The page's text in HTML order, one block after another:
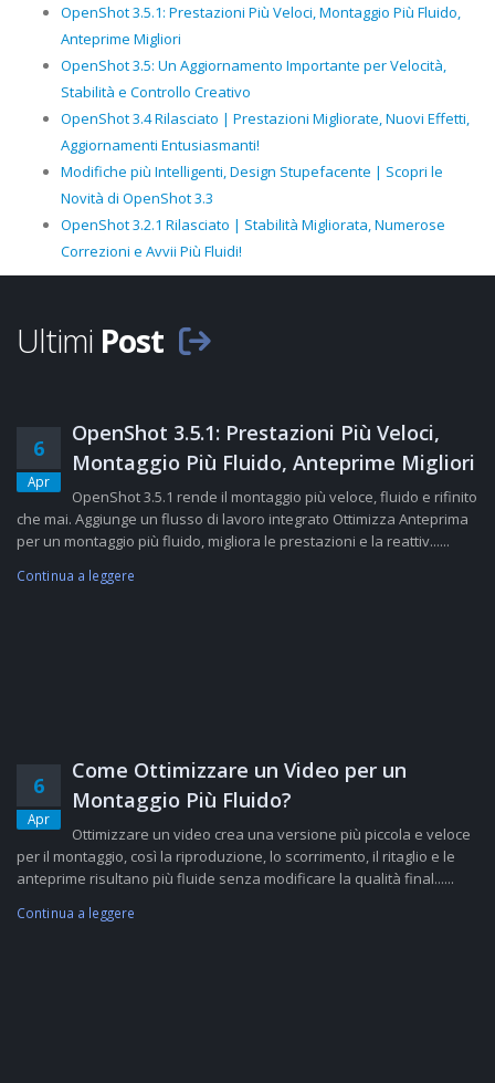
OpenShot 3.5.1: Prestazioni Più Veloci, Montaggio Più Fluido,
Anteprime Migliori
OpenShot 3.5: Un Aggiornamento Importante per Velocità,
Stabilità e Controllo Creativo
OpenShot 3.4 Rilasciato | Prestazioni Migliorate, Nuovi Effetti,
Aggiornamenti Entusiasmanti!
Modifiche più Intelligenti, Design Stupefacente | Scopri le
Novità di OpenShot 3.3
OpenShot 3.2.1 Rilasciato | Stabilità Migliorata, Numerose
Correzioni e Avvii Più Fluidi!
Ultimi Post
6
Apr
OpenShot 3.5.1: Prestazioni Più Veloci,
Montaggio Più Fluido, Anteprime Migliori
OpenShot 3.5.1 rende il montaggio più veloce, fluido e rifinito
che mai. Aggiunge un flusso di lavoro integrato Ottimizza Anteprima
per un montaggio più fluido, migliora le prestazioni e la reattiv......
Continua a leggere
6
Apr
Come Ottimizzare un Video per un
Montaggio Più Fluido?
Ottimizzare un video crea una versione più piccola e veloce
per il montaggio, così la riproduzione, lo scorrimento, il ritaglio e le
anteprime risultano più fluide senza modificare la qualità final......
Continua a leggere